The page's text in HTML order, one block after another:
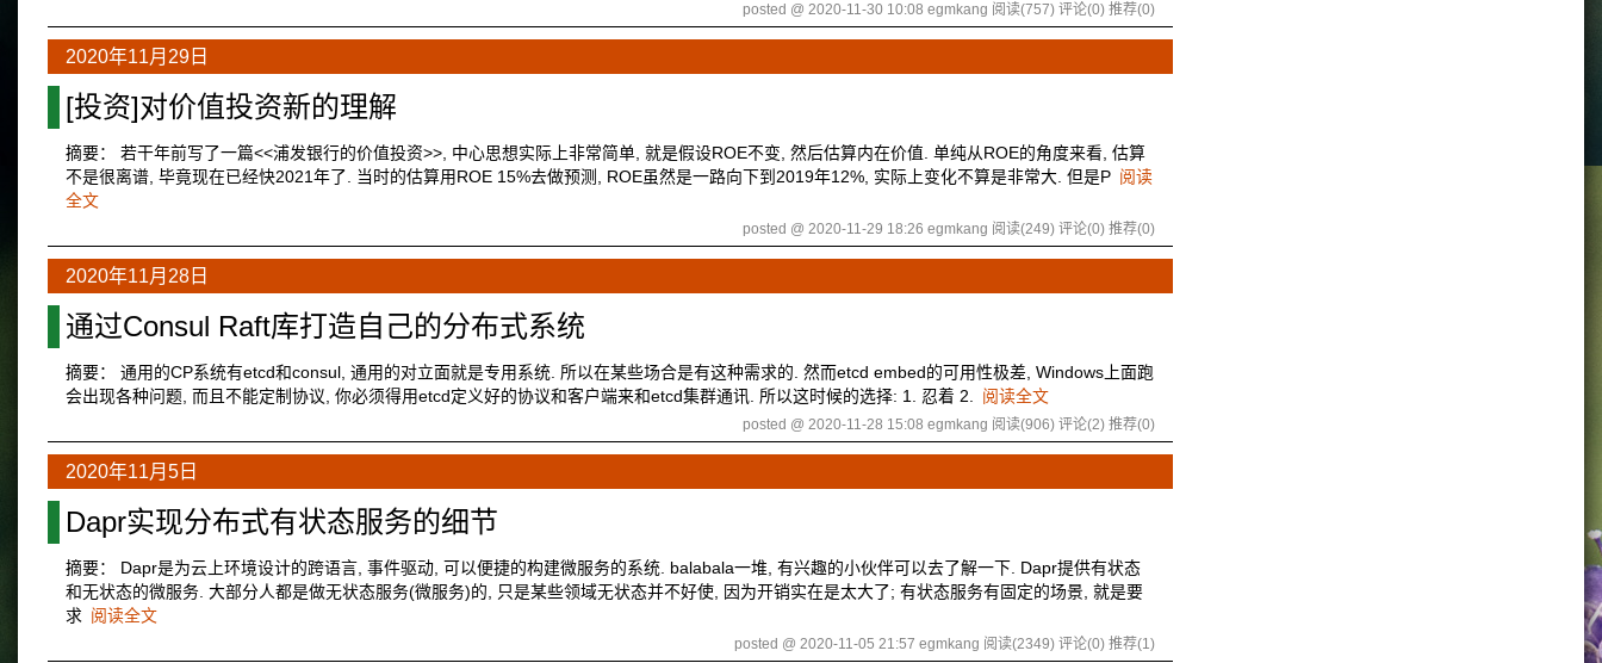
posted @ 2020-11-30 10:08 egmkang 阅读(757) 评论(0) 推荐(0)
2020年11月29日
[投资]对价值投资新的理解
摘要： 若干年前写了一篇<<浦发银行的价值投资>>, 中心思想实际上非常简单, 就是假设ROE不变, 然后估算内在价值. 单纯从ROE的角度来看, 估算
不是很离谱, 毕竟现在已经快2021年了. 当时的估算用ROE 15%去做预测, ROE虽然是一路向下到2019年12%, 实际上变化不算是非常大. 但是P 阅读
全文
posted @ 2020-11-29 18:26 egmkang 阅读(249) 评论(0) 推荐(0)
2020年11月28日
通过Consul Raft库打造自己的分布式系统
摘要： 通用的CP系统有etcd和consul, 通用的对立面就是专用系统. 所以在某些场合是有这种需求的. 然而etcd embed的可用性极差, Windows上面跑
会出现各种问题, 而且不能定制协议, 你必须得用etcd定义好的协议和客户端来和etcd集群通讯. 所以这时候的选择: 1. 忍着 2.
阅读全文
posted @ 2020-11-28 15:08 egmkang 阅读(906) 评论(2) 推荐(0)
2020年11月5日
Dapr实现分布式有状态服务的细节
摘要： Dapr是为云上环境设计的跨语言, 事件驱动, 可以便捷的构建微服务的系统. balabala一堆, 有兴趣的小伙伴可以去了解一下. Dapr提供有状态
和无状态的微服务. 大部分人都是做无状态服务(微服务)的, 只是某些领域无状态并不好使, 因为开销实在是太大了; 有状态服务有固定的场景, 就是要
求 阅读全文
posted @ 2020-11-05 21:57 egmkang 阅读(2349) 评论(0) 推荐(1)